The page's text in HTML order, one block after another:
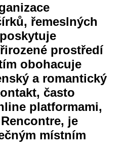
řemeslných
prostředí
obohacuje
a romantický
často
platformami,
je
místním